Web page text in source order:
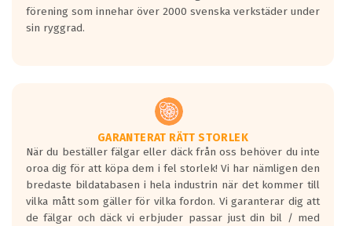
förening som innehar över 2000 svenska verkstäder under
sin ryggrad.
GARANTERAT RÄTT STORLEK
När du beställer fälgar eller däck från oss behöver du inte
oroa dig för att köpa dem i fel storlek! Vi har nämligen den
bredaste bildatabasen i hela industrin när det kommer till
vilka mått som gäller för vilka fordon. Vi garanterar dig att
de fälgar och däck vi erbjuder passar just din bil / med